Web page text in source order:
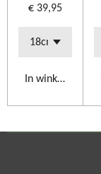
€ 39,95
In winkelwagen